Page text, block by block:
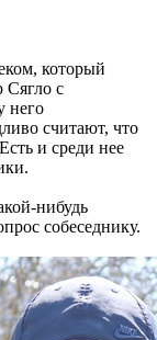
который
Сягло с
него
считают, что
и среди нее
нибудь
собеседнику.